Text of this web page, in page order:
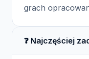
grach
❓ Najczęściej